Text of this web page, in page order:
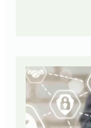
Sobriété,
équation